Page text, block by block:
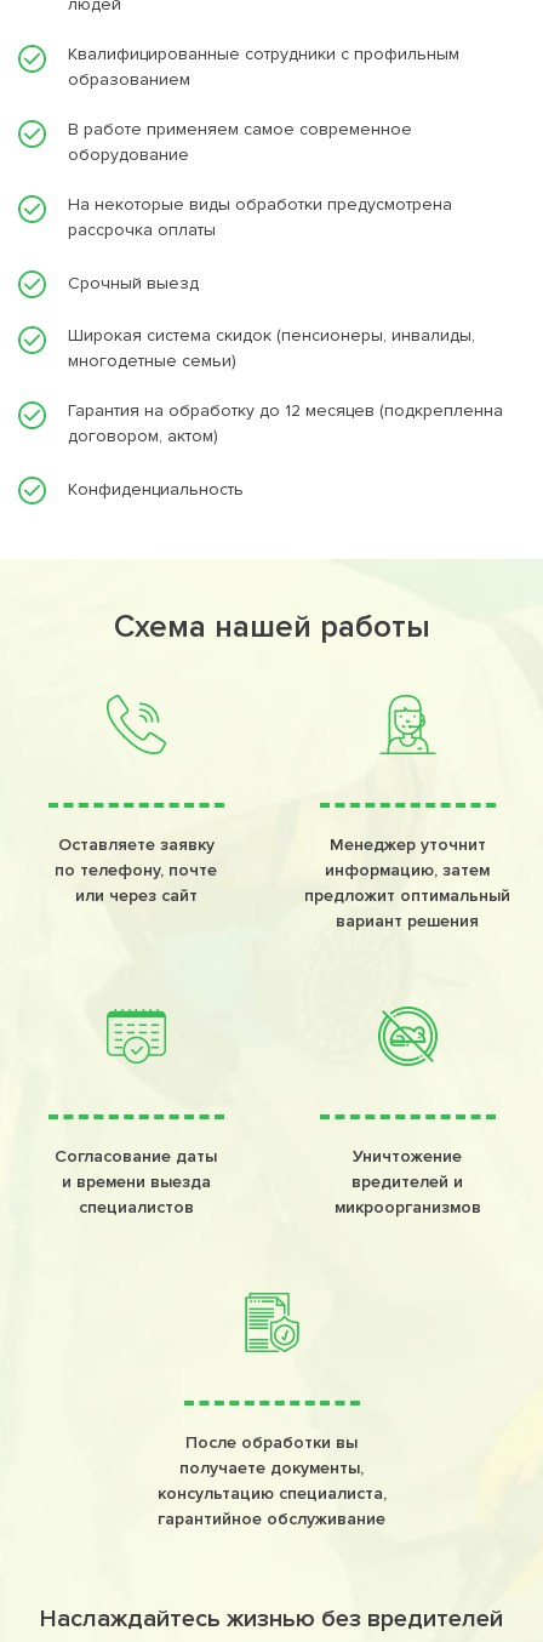
людей
Квалифицированные сотрудники с профильным
образованием
В работе применяем самое современное
оборудование
На некоторые виды обработки предусмотрена
рассрочка оплаты
Срочный выезд
Широкая система скидок (пенсионеры, инвалиды,
многодетные семьи)
Гарантия на обработку до 12 месяцев (подкрепленна
договором, актом)
Конфиденциальность
Схема нашей работы
Оставляете заявку
по телефону, почте
или через сайт
Менеджер уточнит
информацию, затем
предложит оптимальный
вариант решения
Согласование даты
и времени выезда
специалистов
Уничтожение
вредителей и
микроорганизмов
После обработки вы
получаете документы,
консультацию специалиста,
гарантийное обслуживание
Наслаждайтесь жизнью без вредителей